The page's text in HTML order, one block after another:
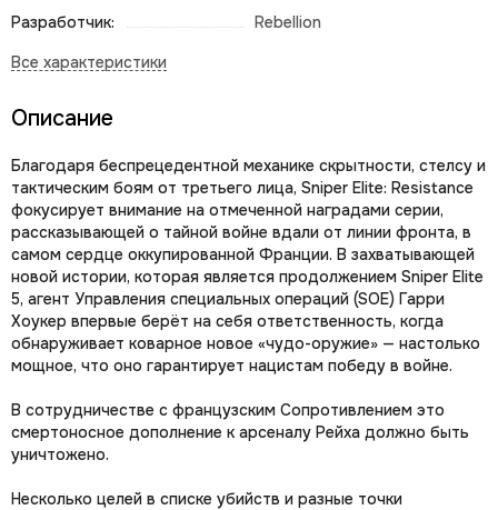
Разработчик:
Rebellion
Описание
Благодаря беспрецедентной механике скрытности, стелсу и
тактическим боям от третьего лица, Sniper Elite: Resistance
фокусирует внимание на отмеченной наградами серии,
рассказывающей о тайной войне вдали от линии фронта, в
самом сердце оккупированной Франции. В захватывающей
новой истории, которая является продолжением Sniper Elite
5, агент Управления специальных операций (SOE) Гарри
Хоукер впервые берёт на себя ответственность, когда
обнаруживает коварное новое «чудо-оружие» — настолько
мощное, что оно гарантирует нацистам победу в войне.
В сотрудничестве с французским Сопротивлением это
смертоносное дополнение к арсеналу Рейха должно быть
уничтожено.
Несколько целей в списке убийств и разные точки